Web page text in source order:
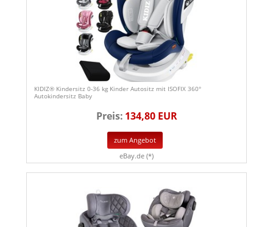
KIDIZ® Kindersitz 0-36 kg Kinder Autositz mit ISOFIX 360°
Autokindersitz Baby
Preis: 134,80 EUR
zum Angebot
eBay.de (*)